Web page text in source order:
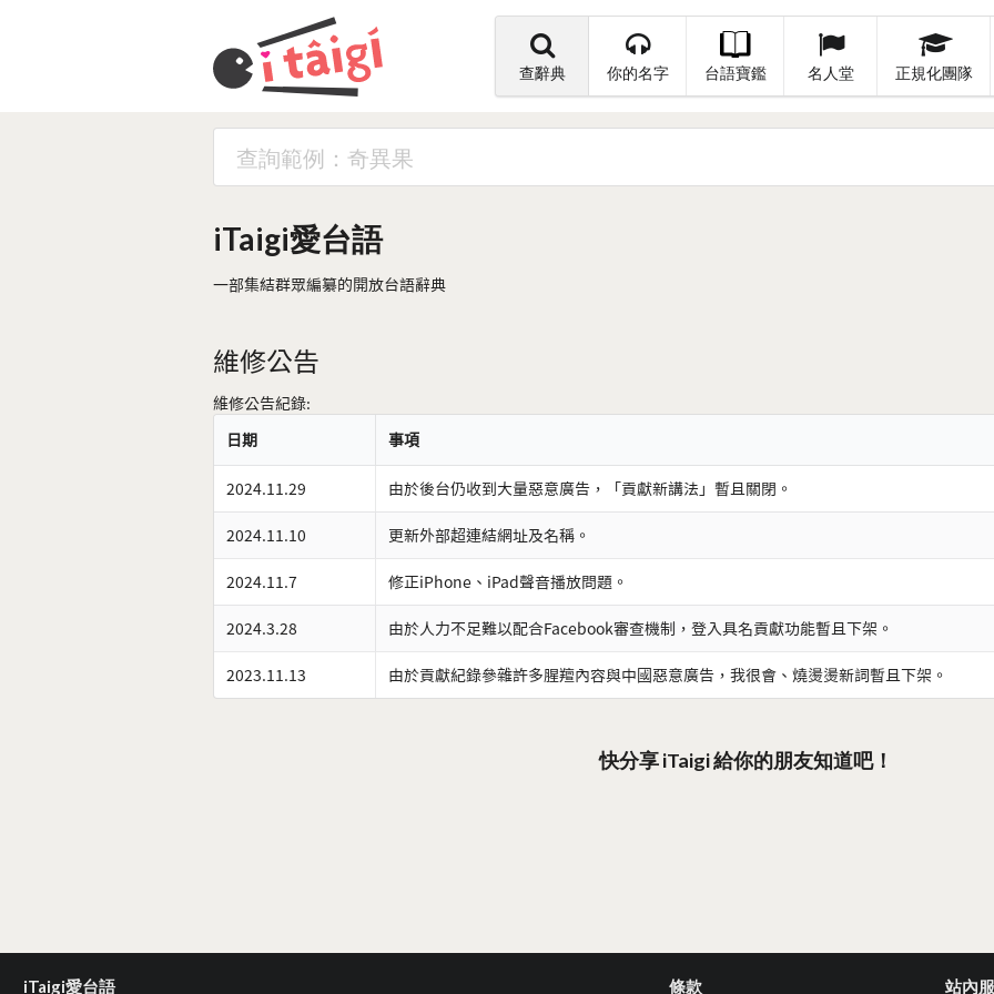
查辭典 你的名字 台語寶鑑 名人堂 正規化團隊
iTaigi愛台語
一部集結群眾編纂的開放台語辭典
維修公告
維修公告紀錄:
日期
事項
2024.11.29 由於後台仍收到大量惡意廣告，「貢獻新講法」暫且關閉。
2024.11.10 更新外部超連結網址及名稱。
2024.11.7 修正iPhone、iPad聲音播放問題。
2024.3.28 由於人力不足難以配合Facebook審查機制，登入具名貢獻功能暫且下架。
2023.11.13 由於貢獻紀錄參雜許多腥羶內容與中國惡意廣告，我很會、燒燙燙新詞暫且下架。
快分享 iTaigi 給你的朋友知道吧！
iTaigi愛台語 條款 站內